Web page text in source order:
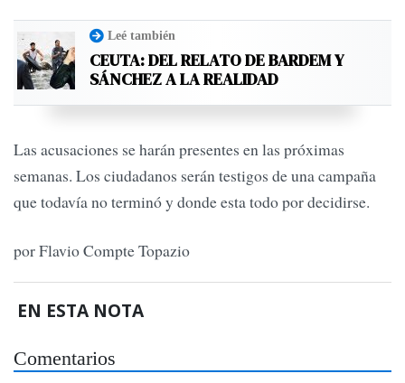
Leé también
CEUTA: DEL RELATO DE BARDEM Y
SÁNCHEZ A LA REALIDAD
Las acusaciones se harán presentes en las próximas
semanas. Los ciudadanos serán testigos de una campaña
que todavía no terminó y donde esta todo por decidirse.
por Flavio Compte Topazio
EN ESTA NOTA
Comentarios